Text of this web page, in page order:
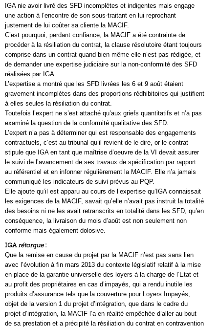
IGA nie avoir livré des SFD incomplètes et indigentes mais engage
une action à l’encontre de son sous-traitant en lui reprochant
justement de lui coûter sa cliente la MACIF.
C’est pourquoi, perdant confiance, la MACIF a été contrainte de
procéder à la résiliation du contrat, la clause résolutoire étant toujours
comprise dans un contrat quand bien même elle n’est pas rédigée, et
de demander une expertise judiciaire sur la non-conformité des SFD
réalisées par IGA.
L’expertise a montré que les SFD livrées les 6 et 9 août étaient
gravement incomplètes dans des proportions rédhibitoires qui justifient
à elles seules la résiliation du contrat.
Toutefois l’expert ne s’est attaché qu’aux griefs quantitatifs et n’a pas
examiné la question de la conformité qualitative des SFD.
L’expert n’a pas à déterminer qui est responsable des engagements
contractuels, c’est au tribunal qu’il revient de le dire, or le contrat
stipule que IGA en tant que maîtrise d’oeuvre de la VI devait assurer
le suivi de l’avancement de ses travaux de spécification par rapport
au référentiel et en infonner régulièrement la MACIF. Elle n’a jamais
communiqué les indicateurs de suivi prévus au PQP.
Elle ajoute qu’il est apparu au cours de l’expertise qu’IGA connaissait
les exigences de la MACIF, savait qu’elle n’avait pas instruit la totalité
des besoins ni ne les avait retranscrits en totalité dans les SFD, qu’en
conséquence, la livraison du mois d’août est non seulement non
conforme mais également dolosive.
IGArétorque:
Que la remise en cause du projet par la MACIF n’est pas sans lien
avec l’évolution à fin mars 2013 du contexte législatif relatif à la mise
en place de la garantie universelle des loyers à la charge de l’Etat et
au profit des propriétaires en cas d’impayés, qui a rendu inutile les
produits d’assurance tels que la couverture pour Loyers Impayés,
objet de la version 1 du projet d’intégration, que dans le cadre du
projet d’intégration, la MACIF l’a en réalité empêchée d’aller au bout
de sa prestation et a précipité la résiliation du contrat en contravention